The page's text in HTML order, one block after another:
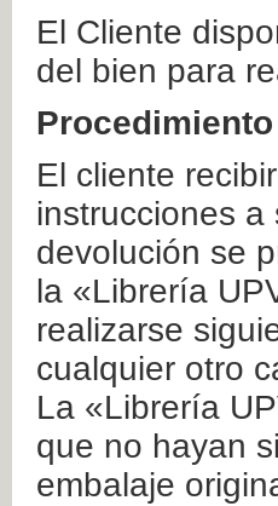
El Cliente
del bien para
El cliente
instrucciones
devolución se
la «Librería
realizarse
cualquier otro
La «Librería
que no hayan
embalaje